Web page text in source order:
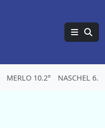
MERLO 10.2° NASCHEL 6.2°